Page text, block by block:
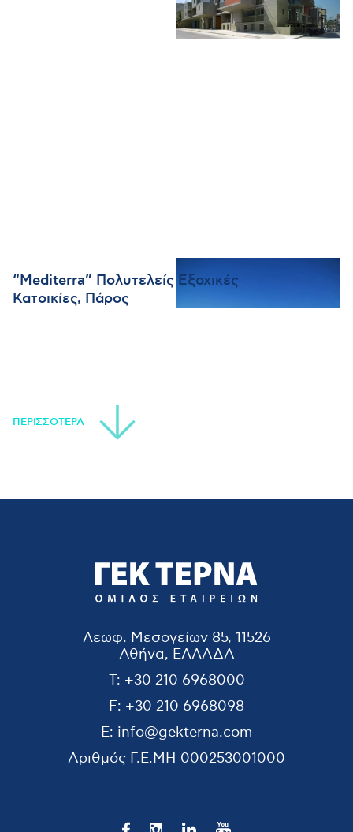
“Mediterra” Πολυτελείς Εξοχικές
Κατοικίες, Πάρος
ΠΕΡΙΣΣΟΤΕΡΑ
Λεωφ. Μεσογείων 85, 11526
Αθήνα, ΕΛΛΑΔΑ
T: +30 210 6968000
F: +30 210 6968098
E: info@gekterna.com
Αριθμός Γ.Ε.ΜΗ 000253001000